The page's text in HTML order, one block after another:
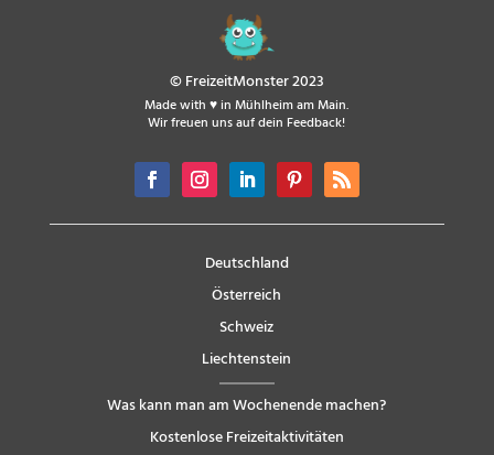
© FreizeitMonster 2023
Made with ♥ in Mühlheim am Main.
Wir freuen uns auf dein Feedback!
Deutschland
Österreich
Schweiz
Liechtenstein
Was kann man am Wochenende machen?
Kostenlose Freizeitaktivitäten